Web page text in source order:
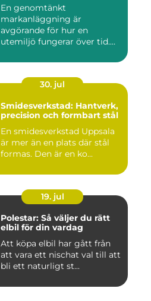
En genomtänkt
markanläggning är
avgörande för hur en
utemiljö fungerar över tid.
30. jul
Smidesverkstad: Hantverk,
precision och formbart stål
En smidesverkstad Uppsala
är mer än en plats där stål
formas. Den är en ko...
19. jul
Polestar: Så väljer du rätt
elbil för din vardag
Att köpa elbil har gått från
att vara ett nischat val till att
bli ett naturligt st...